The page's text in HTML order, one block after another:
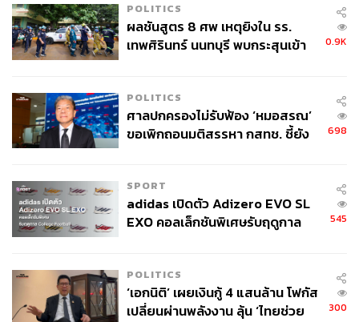
POLITICS
ผลชันสูตร 8 ศพ เหตุยิงใน รร.
เทพศิรินทร์ นนทบุรี พบกระสุนเข้า
0.9K
POLITICS
ศาลปกครองไม่รับฟ้อง ‘หมอสรณ’
ขอเพิกถอนมติสรรหา กสทช. ชี้ยัง
698
SPORT
adidas เปิดตัว Adizero EVO SL
EXO คอลเล็กชันพิเศษรับฤดูกาล
545
POLITICS
‘เอกนิติ’ เผยเงินกู้ 4 แสนล้าน โฟกัส
เปลี่ยนผ่านพลังงาน ลุ้น ‘ไทยช่วย
300